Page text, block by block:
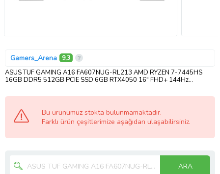
Gamers_Arena 9,3
ASUS TUF GAMING A16 FA607NUG-RL213 AMD RYZEN 7-7445HS
16GB DDR5 512GB PCIE SSD 6GB RTX4050 16" FHD+ 144Hz
Bu ürünümüz stokta bulunmamaktadır.
Farklı ürün çeşitlerimize aşağıdan ulaşabilirsiniz.
ARA